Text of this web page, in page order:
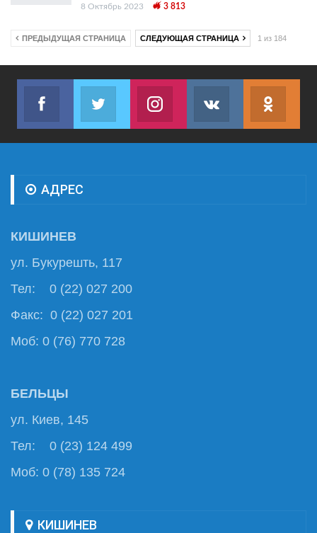
8 Октябрь 2023 3 813
ПРЕДЫДУЩАЯ СТРАНИЦА СЛЕДУЮЩАЯ СТРАНИЦА 1 из 184
Facebook
Join us on Facebook
Twitter
Join us on TwitterJoin us on InstagramJoin us on VK
АДРЕС
КИШИНЕВ
ул. Букурешть, 117
Тел: 0 (22) 027 200
Факс: 0 (22) 027 201
Моб: 0 (76) 770 728
БЕЛЬЦЫ
ул. Киев, 145
Тел: 0 (23) 124 499
Моб: 0 (78) 135 724
КИШИНЕВ